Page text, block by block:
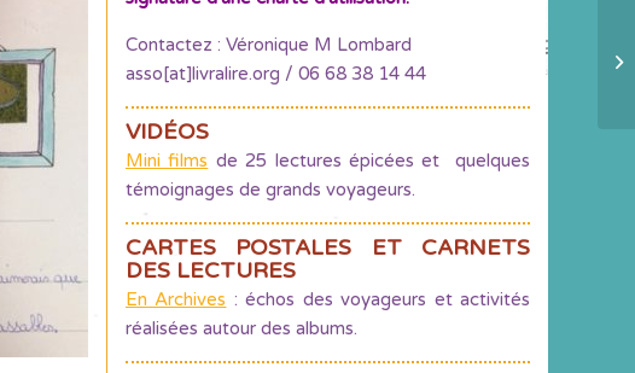
Contactez : Véronique M Lombard
asso[at]livralire.org / 06 68 38 14 44
VIDÉOS
Mini films de 25 lectures épicées et quelques
témoignages de grands voyageurs.
CARTES POSTALES ET CARNETS
DES LECTURES
En Archives : échos des voyageurs et activités
réalisées autour des albums.